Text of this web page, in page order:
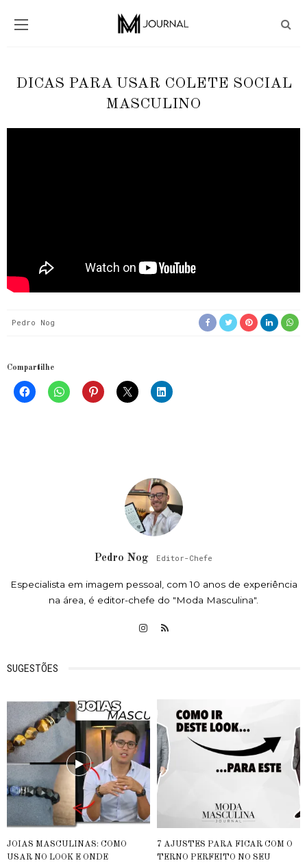
DICAS PARA USAR COLETE SOCIAL
MASCULINO
Pedro Nog
Compartilhe
Pedro Nog Editor-Chefe
Especialista em imagem pessoal, com 10 anos de experiência
na área, é editor-chefe do "Moda Masculina".
SUGESTÕES
JOIAS MASCULINAS: COMO
USAR NO LOOK E ONDE
7 AJUSTES PARA FICAR COM O
TERNO PERFEITO NO SEU